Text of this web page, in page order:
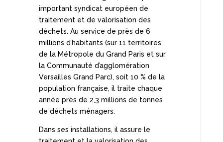
important syndicat européen de
traitement et de valorisation des
déchets. Au service de près de 6
millions d’habitants (sur 11 territoires
de la Métropole du Grand Paris et sur
la Communauté d’agglomération
Versailles Grand Parc), soit 10 % de la
population française, il traite chaque
année près de 2,3 millions de tonnes
de déchets ménagers.
Dans ses installations, il assure le